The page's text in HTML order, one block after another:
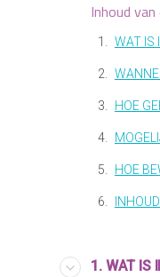
Inhoud
1. WAT IS
2.
3. HOE
4.
5. HOE
6.
1. WAT IS